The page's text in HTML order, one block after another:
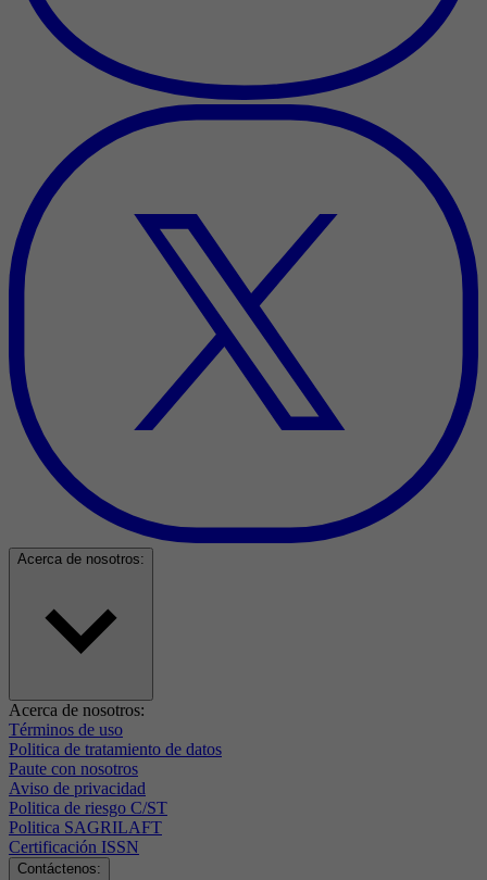
Acerca de nosotros:
Acerca de nosotros:
Términos de uso
Politica de tratamiento de datos
Paute con nosotros
Aviso de privacidad
Politica de riesgo C/ST
Politica SAGRILAFT
Certificación ISSN
Contáctenos: